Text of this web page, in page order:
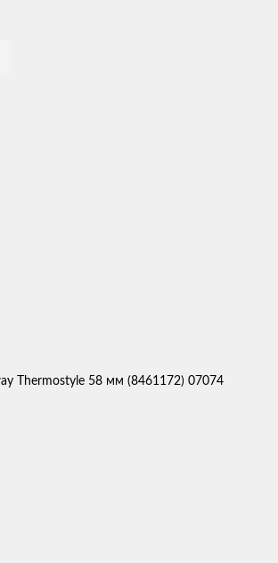
Thermostyle 58 мм (8461172) 07074